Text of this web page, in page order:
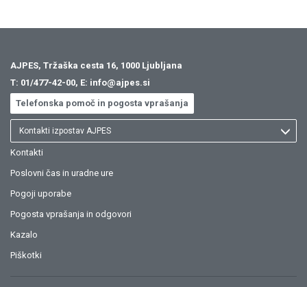
AJPES, Tržaška cesta 16, 1000 Ljubljana
T: 01/477-42-00, E: info@ajpes.si
Telefonska pomoč in pogosta vprašanja
Kontakti izpostav AJPES
Kontakti
Poslovni čas in uradne ure
Pogoji uporabe
Pogosta vprašanja in odgovori
Kazalo
Piškotki